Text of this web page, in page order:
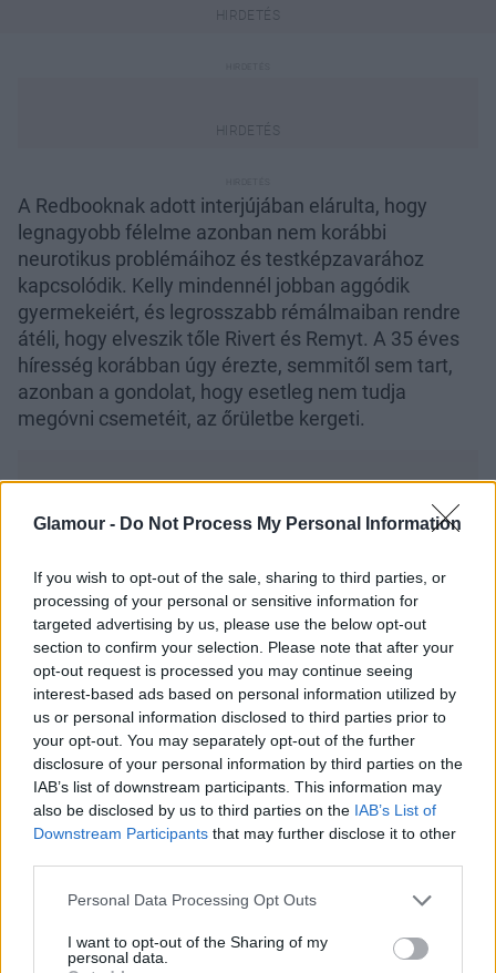
Glamour - Do Not Process My Personal Information
If you wish to opt-out of the sale, sharing to third parties, or
processing of your personal or sensitive information for
targeted advertising by us, please use the below opt-out
section to confirm your selection. Please note that after your
opt-out request is processed you may continue seeing
interest-based ads based on personal information utilized by
us or personal information disclosed to third parties prior to
your opt-out. You may separately opt-out of the further
disclosure of your personal information by third parties on the
IAB’s list of downstream participants. This information may
also be disclosed by us to third parties on the IAB’s List of
Downstream Participants that may further disclose it to other
Please note that this website/app uses one or more Google
not limited to your visit or usage behaviour. You may click to
grant or deny consent to Google and its third-party tags to
Personal Data Processing Opt Outs
I want to opt-out of the Sharing of my
personal data.
A Redbooknak adott interjújában elárulta, hogy
legnagyobb félelme azonban nem korábbi
neurotikus problémáihoz és testképzavarához
kapcsolódik. Kelly mindennél jobban aggódik
gyermekeiért, és legrosszabb rémálmaiban rendre
átéli, hogy elveszik tőle Rivert és Remyt. A 35 éves
híresség korábban úgy érezte, semmitől sem tart,
azonban a gondolat, hogy esetleg nem tudja
megóvni csemetéit, az őrületbe kergeti.
bejegyzés , 2017. Okt 29., 17:30 PDT defer
src="//platform.instagram.com/en_US/embeds.js">
Ezt olvastad már?Kelly Clarkson lefogyott, de
öngyilkos akart lenni
Kelly elmesélte, hogy Rivert egyszer kicsúfolta egy 6
éves kisfiú a játszótéren, és utólag már hálás, amiért
nem volt ott, ugyanis nem tudta volna kezelni a
helyzetet. A (túlzott?) aggódás hátterében az
énekesnő problémás terhessége is állhat, hiszen
rengeteg küzdött ő és férje, hogy egészségben a